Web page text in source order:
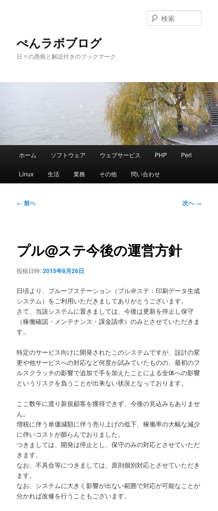
ぺんラボブログ
日々の愚痴と解説付きのブックマーク
索
メ
ホーム ソフトウェア ウェブサービス PHP Perl
Linux 生活 業務 その他 問い合わせ
投
ー
ョ
← 前へ 次へ→
プル@ステ今後の運営方針
投稿日時:2015年8月26日
日頃より、プルーフステーション（プル＠ステ：印刷データ生成
システム）をご利用いただきましてありがとうございます。
さて、当該システムに置きましては、今後は更新を停止し保守
（稼働確認・メンテナンス・課金請求）のみとさせていただきま
す。
特定のサービス向けに開発されたこのシステムですが、設計の変
更や他サービスへの対応など何度か試みていたものの、最初のフ
ルスクラッチの影響で追加で手を加えたことによる全体への影響
というリスクを負うことが出来ない状況となっております。
ここ数年に渡り新規顧客を獲得できず、今後の見込みもありませ
ん。
増税に伴う単価減額に伴う売り上げの低下、稼働率の大幅な減少
に伴いコストが膨らんでおりました。
つきましては、開発は停止とし、保守のみの対応とさせていただ
きます。
なお、不具合等につきましては、原則個別対応とさせていただき
ます。
なお、システムに大きく影響が出ない範囲で対応が可能なことが
分かれば改修を行うこともございます。